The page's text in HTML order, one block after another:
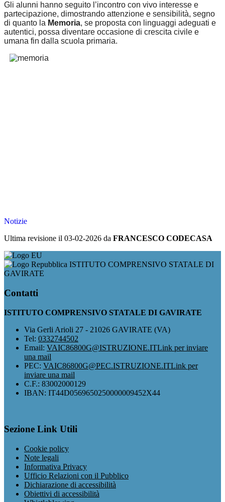
Gli alunni hanno seguito l’incontro con vivo interesse e
partecipazione, dimostrando attenzione e sensibilità, segno
di quanto la Memoria, se proposta con linguaggi adeguati e
autentici, possa diventare occasione di crescita civile e
umana fin dalla scuola primaria.
Notizie
Ultima revisione il 03-02-2026 da FRANCESCO CODECASA
ISTITUTO COMPRENSIVO STATALE DI
GAVIRATE
Contatti
ISTITUTO COMPRENSIVO STATALE DI GAVIRATE
Via Gerli Arioli 27 - 21026 GAVIRATE (VA)
Tel: 0332744502
Email: VAIC86800G@ISTRUZIONE.ITLink per inviare
una mail
PEC: VAIC86800G@PEC.ISTRUZIONE.ITLink per
inviare una mail
C.F.: 83002000129
IBAN: IT44D0569650250000009452X44
Sezione Link Utili
Cookie policy
Note legali
Informativa Privacy
Ufficio Relazioni con il Pubblico
Dichiarazione di accessibilità
Obiettivi di accessibilità